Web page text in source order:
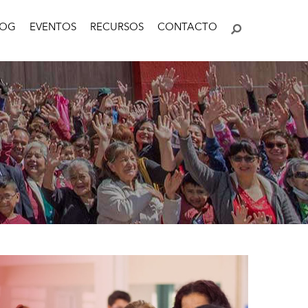
EVENTOS RECURSOS CONTACTO